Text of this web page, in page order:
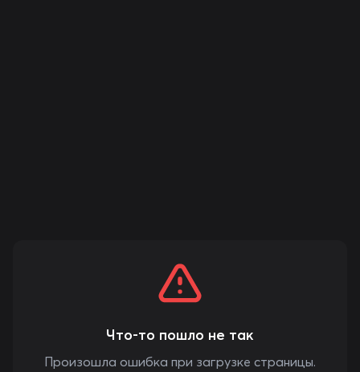
Что-то пошло не так
Произошла ошибка при загрузке страницы.